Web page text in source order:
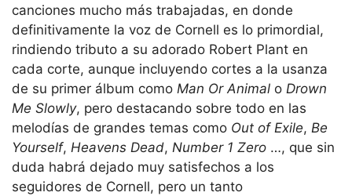
canciones mucho más trabajadas, en donde
definitivamente la voz de Cornell es lo primordial,
rindiendo tributo a su adorado Robert Plant en
cada corte, aunque incluyendo cortes a la usanza
de su primer álbum como Man Or Animal o Drown
Me Slowly, pero destacando sobre todo en las
melodías de grandes temas como Out of Exile, Be
Yourself, Heavens Dead, Number 1 Zero …, que sin
duda habrá dejado muy satisfechos a los
seguidores de Cornell, pero un tanto